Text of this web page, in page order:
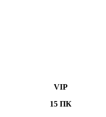
VIP
15 ПК